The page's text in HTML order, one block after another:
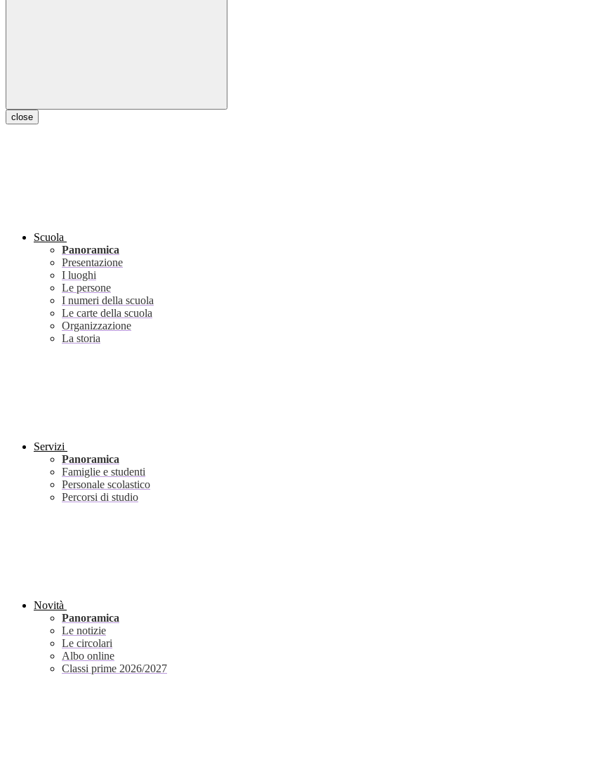
close
Scuola
Panoramica
Presentazione
I luoghi
Le persone
I numeri della scuola
Le carte della scuola
Organizzazione
La storia
Servizi
Panoramica
Famiglie e studenti
Personale scolastico
Percorsi di studio
Novità
Panoramica
Le notizie
Le circolari
Albo online
Classi prime 2026/2027